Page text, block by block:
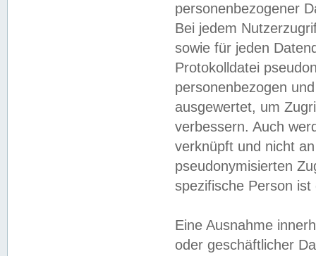
personenbezogener
Bei jedem
sowie für jeden
Protokolldatei
personenbezogen
ausgewertet, um
verbessern. Auch
verknüpft und nicht
pseudonymisierten
spezifische Person
Eine Ausnahme
oder geschäftlicher